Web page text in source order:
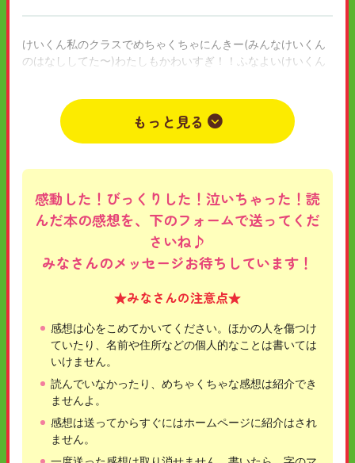
けいくん私のクラスでめちゃくちゃにんきー(みんなけいくん
のはなししてた〜)わたしもかわいすぎ！！ふなよいけいくん
2023年05月16日 小学6年 いーくん
もっと見る
感動した！びっくりした！泣いちゃった！読
んだ本の感想を、下のフォームで送ってくだ
さいね♪
みなさんのメッセージお待ちしています！
★みなさんの注意点★
感想は心をこめてかいてください。ほかの人を傷つけ
ていたり、名前や住所などの個人的なことは書いては
いけません。
読んでいなかったり、めちゃくちゃな感想は紹介でき
ませんよ。
感想は送ってからすぐにはホームページに紹介はされ
ません。